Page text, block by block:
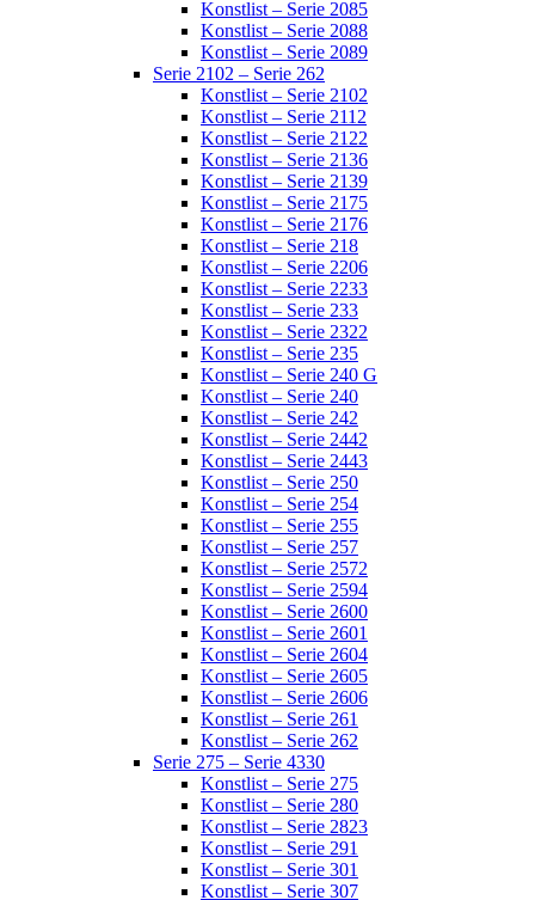
Konstlist – Serie 2085
Konstlist – Serie 2088
Konstlist – Serie 2089
Serie 2102 – Serie 262
Konstlist – Serie 2102
Konstlist – Serie 2112
Konstlist – Serie 2122
Konstlist – Serie 2136
Konstlist – Serie 2139
Konstlist – Serie 2175
Konstlist – Serie 2176
Konstlist – Serie 218
Konstlist – Serie 2206
Konstlist – Serie 2233
Konstlist – Serie 233
Konstlist – Serie 2322
Konstlist – Serie 235
Konstlist – Serie 240 G
Konstlist – Serie 240
Konstlist – Serie 242
Konstlist – Serie 2442
Konstlist – Serie 2443
Konstlist – Serie 250
Konstlist – Serie 254
Konstlist – Serie 255
Konstlist – Serie 257
Konstlist – Serie 2572
Konstlist – Serie 2594
Konstlist – Serie 2600
Konstlist – Serie 2601
Konstlist – Serie 2604
Konstlist – Serie 2605
Konstlist – Serie 2606
Konstlist – Serie 261
Konstlist – Serie 262
Serie 275 – Serie 4330
Konstlist – Serie 275
Konstlist – Serie 280
Konstlist – Serie 2823
Konstlist – Serie 291
Konstlist – Serie 301
Konstlist – Serie 307